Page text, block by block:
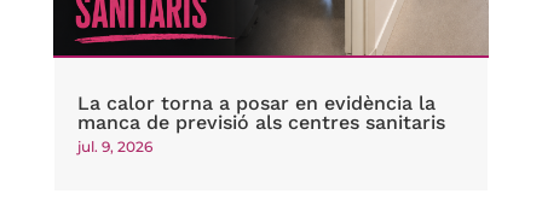
La calor torna a posar en evidència la
manca de previsió als centres sanitaris
jul. 9, 2026